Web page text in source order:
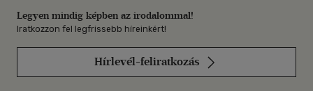
Legyen mindig képben az irodalommal!
Iratkozzon fel legfrissebb híreinkért!
Hírlevél-feliratkozás